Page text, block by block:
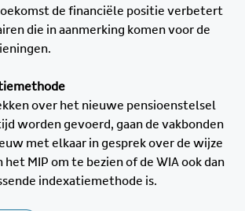
de financiële positie verbetert
die in aanmerking komen voor de
over het nieuwe pensioenstelsel
worden gevoerd, gaan de vakbonden
met elkaar in gesprek over de wijze
MIP om te bezien of de WIA ook dan
indexatiemethode is.